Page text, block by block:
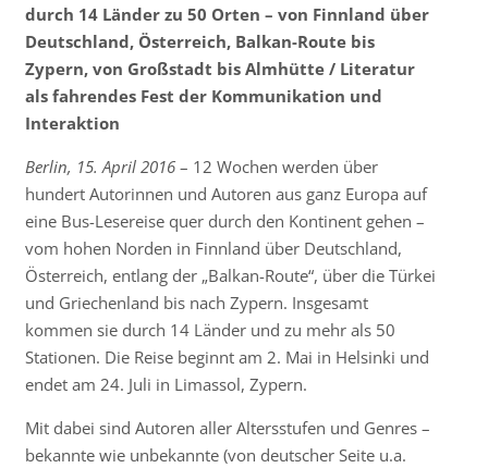
durch 14 Länder zu 50 Orten – von Finnland über
Deutschland, Österreich, Balkan-Route bis
Zypern, von Großstadt bis Almhütte / Literatur
als fahrendes Fest der Kommunikation und
Interaktion
Berlin, 15. April 2016– 12 Wochen werden über
hundert Autorinnen und Autoren aus ganz Europa auf
eine Bus-Lesereise quer durch den Kontinent gehen –
vom hohen Norden in Finnland über Deutschland,
Österreich, entlang der „Balkan-Route“, über die Türkei
und Griechenland bis nach Zypern. Insgesamt
kommen sie durch 14 Länder und zu mehr als 50
Stationen. Die Reise beginnt am 2. Mai in Helsinki und
endet am 24. Juli in Limassol, Zypern.
Mit dabei sind Autoren aller Altersstufen und Genres –
bekannte wie unbekannte (von deutscher Seite u.a.